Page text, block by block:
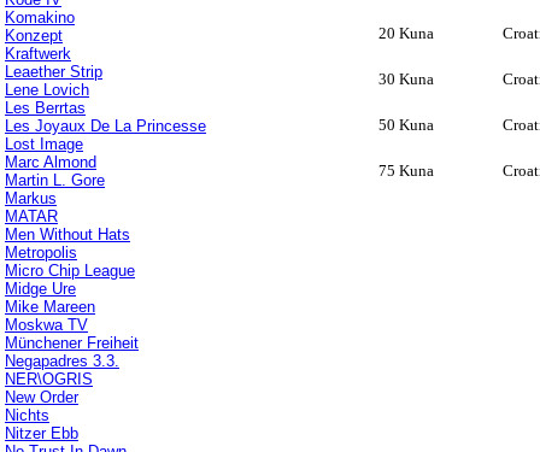
Komakino
Konzept
Kraftwerk
Leaether Strip
Lene Lovich
Les Berrtas
Les Joyaux De La Princesse
Lost Image
Marc Almond
Martin L. Gore
Markus
MATAR
Men Without Hats
Metropolis
Micro Chip League
Midge Ure
Mike Mareen
Moskwa TV
Münchener Freiheit
Negapadres 3.3.
NER\OGRIS
New Order
Nichts
Nitzer Ebb
20 Kuna
30 Kuna
50 Kuna
75 Kuna